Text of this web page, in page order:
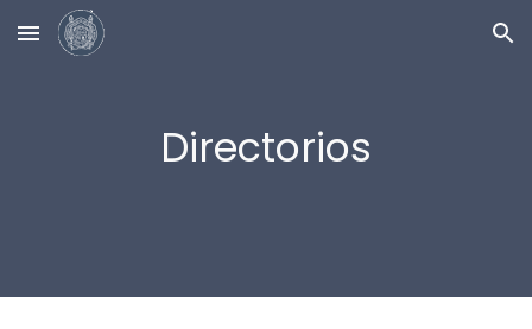
Skip to main content Skip to navigation
Directorios